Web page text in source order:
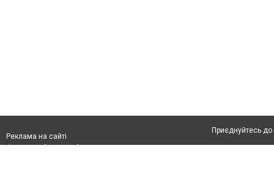
Реклама на сайті
Приєднуйтесь до